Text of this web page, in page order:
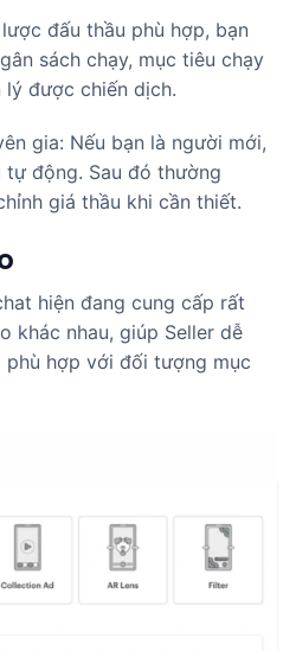
đấu thầu phù hợp, bạn
sách chạy, mục tiêu chạy
được chiến dịch.
gia: Nếu bạn là người mới,
động. Sau đó thường
giá thầu khi cần thiết.
hiện đang cung cấp rất
khác nhau, giúp Seller dễ
hợp với đối tượng mục